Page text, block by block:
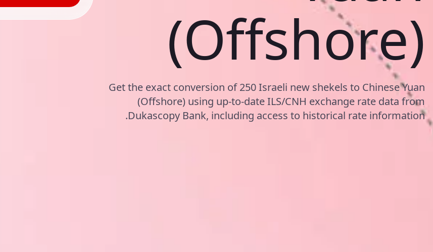
(Offshore)
Get the exact conversion of 250 Israeli new shekels to Chinese Yuan
(Offshore) using up-to-date ILS/CNH exchange rate data from
Dukascopy Bank, including access to historical rate information.